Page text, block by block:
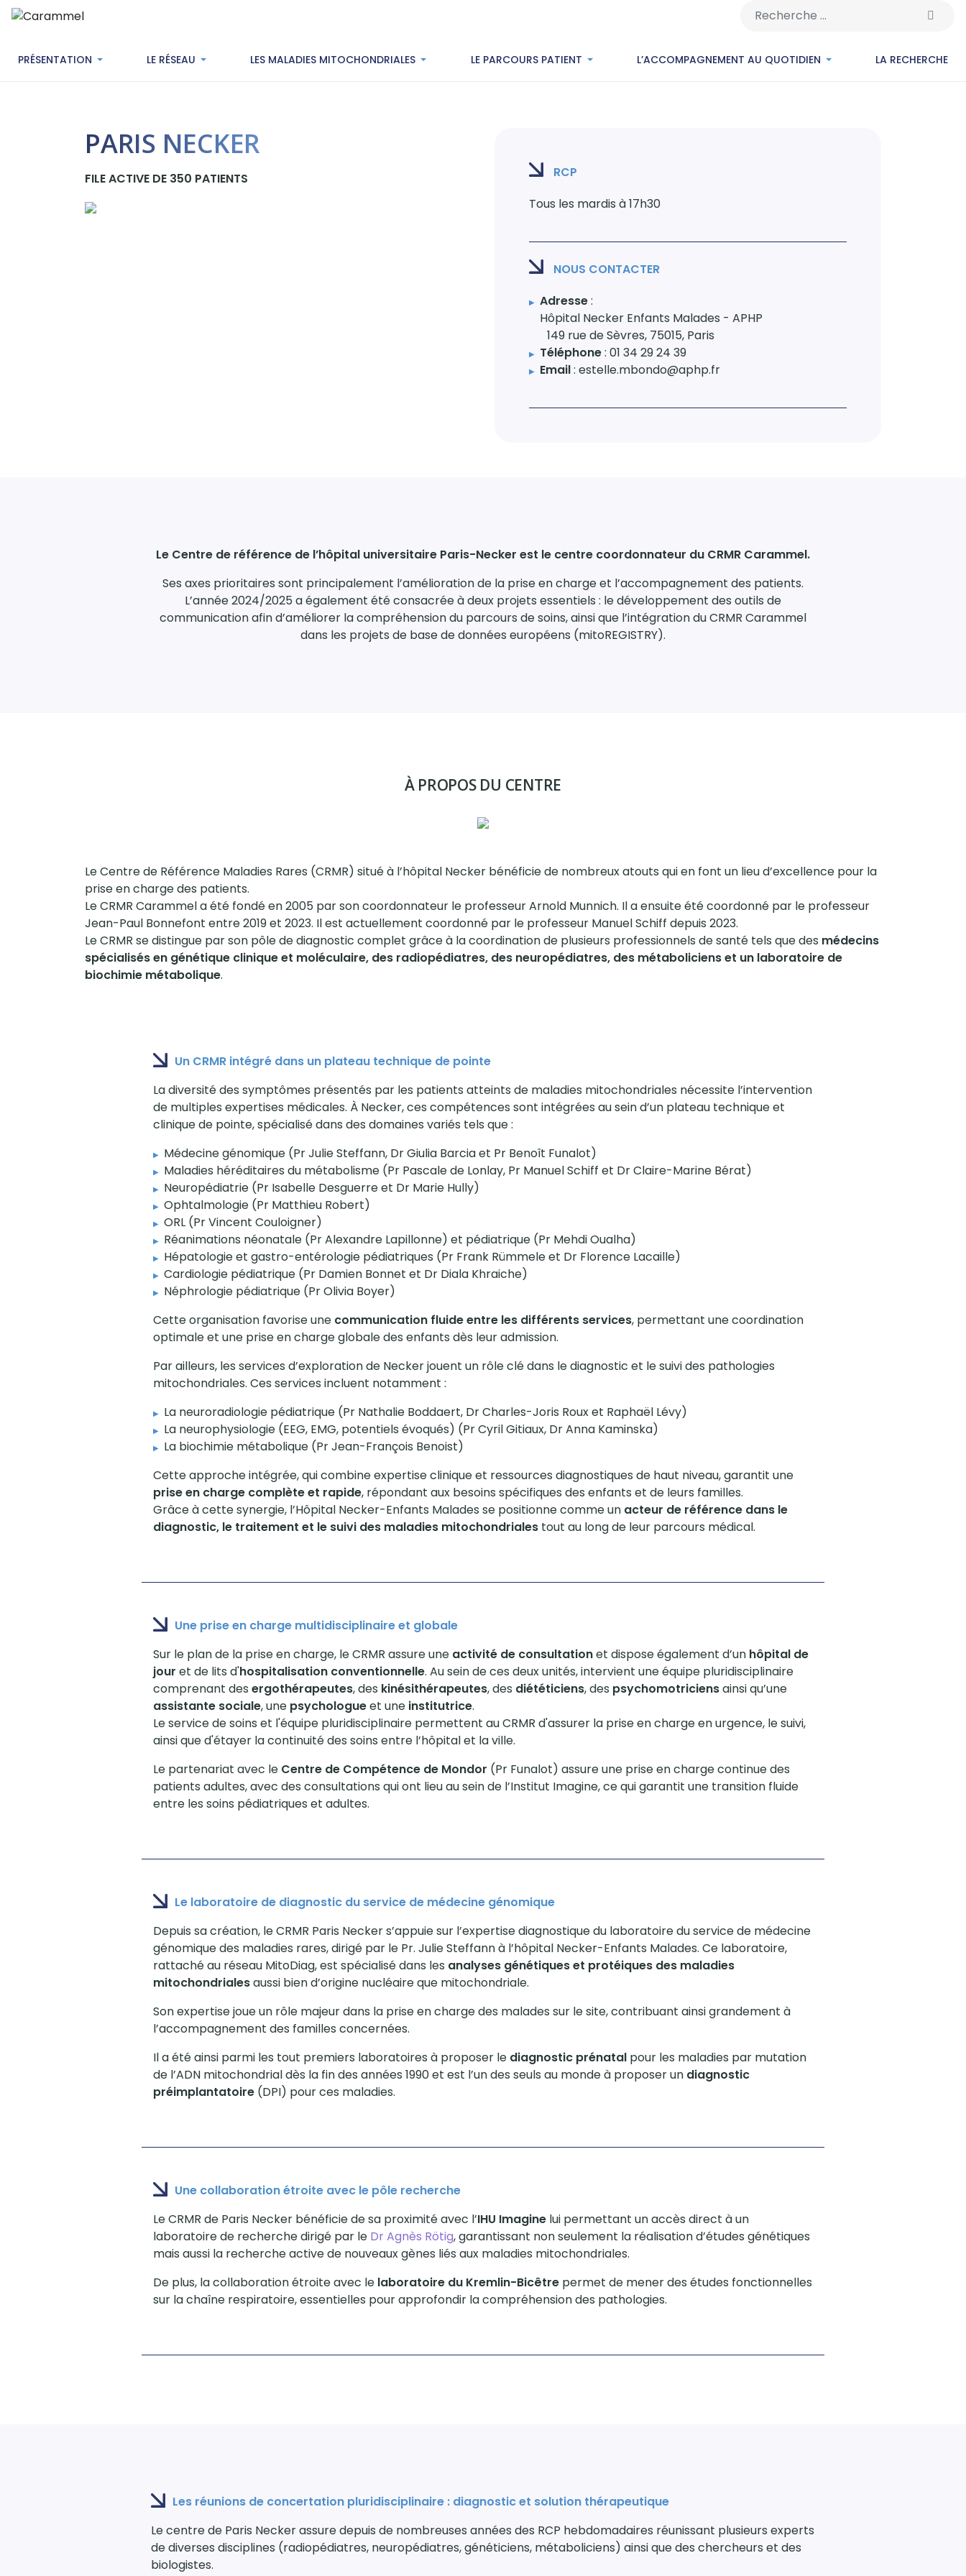
PRÉSENTATION LE RÉSEAU LES MALADIES MITOCHONDRIALES LE PARCOURS PATIENT L’ACCOMPAGNEMENT AU QUOTIDIEN LA RECHERCHE
Rechercher
PARIS NECKER
FILE ACTIVE DE 350 PATIENTS
RCP
Tous les mardis à 17h30
NOUS CONTACTER
Adresse:
Hôpital Necker Enfants Malades - APHP
149 rue de Sèvres, 75015, Paris
Téléphone: 01 34 29 24 39
Email: estelle.mbondo@aphp.fr
Le Centre de référence de l’hôpital universitaire Paris-Necker est le centre coordonnateur du CRMR Carammel.
Ses axes prioritaires sont principalement l’amélioration de la prise en charge et l’accompagnement des patients.
L’année 2024/2025 a également été consacrée à deux projets essentiels : le développement des outils de
communication afin d’améliorer la compréhension du parcours de soins, ainsi que l’intégration du CRMR Carammel
dans les projets de base de données européens (mitoREGISTRY).
À PROPOS DU CENTRE
Le Centre de Référence Maladies Rares (CRMR) situé à l’hôpital Necker bénéficie de nombreux atouts qui en font un lieu d’excellence pour la
prise en charge des patients.
Le CRMR Carammel a été fondé en 2005 par son coordonnateur le professeur Arnold Munnich. Il a ensuite été coordonné par le professeur
Jean-Paul Bonnefont entre 2019 et 2023. Il est actuellement coordonné par le professeur Manuel Schiff depuis 2023.
Le CRMR se distingue par son pôle de diagnostic complet grâce à la coordination de plusieurs professionnels de santé tels que des médecins
spécialisés en génétique clinique et moléculaire, des radiopédiatres, des neuropédiatres, des métaboliciens et un laboratoire de
biochimie métabolique.
Un CRMR intégré dans un plateau technique de pointe
La diversité des symptômes présentés par les patients atteints de maladies mitochondriales nécessite l’intervention
de multiples expertises médicales. À Necker, ces compétences sont intégrées au sein d’un plateau technique et
clinique de pointe, spécialisé dans des domaines variés tels que :
Médecine génomique (Pr Julie Steffann, Dr Giulia Barcia et Pr Benoît Funalot)
Maladies héréditaires du métabolisme (Pr Pascale de Lonlay, Pr Manuel Schiff et Dr Claire-Marine Bérat)
Neuropédiatrie (Pr Isabelle Desguerre et Dr Marie Hully)
Ophtalmologie (Pr Matthieu Robert)
ORL (Pr Vincent Couloigner)
Réanimations néonatale (Pr Alexandre Lapillonne) et pédiatrique (Pr Mehdi Oualha)
Hépatologie et gastro-entérologie pédiatriques (Pr Frank Rümmele et Dr Florence Lacaille)
Cardiologie pédiatrique (Pr Damien Bonnet et Dr Diala Khraiche)
Néphrologie pédiatrique (Pr Olivia Boyer)
Cette organisation favorise une communication fluide entre les différents services, permettant une coordination
optimale et une prise en charge globale des enfants dès leur admission.
Par ailleurs, les services d’exploration de Necker jouent un rôle clé dans le diagnostic et le suivi des pathologies
mitochondriales. Ces services incluent notamment :
La neuroradiologie pédiatrique (Pr Nathalie Boddaert, Dr Charles-Joris Roux et Raphaël Lévy)
La neurophysiologie (EEG, EMG, potentiels évoqués) (Pr Cyril Gitiaux, Dr Anna Kaminska)
La biochimie métabolique (Pr Jean-François Benoist)
Cette approche intégrée, qui combine expertise clinique et ressources diagnostiques de haut niveau, garantit une
prise en charge complète et rapide, répondant aux besoins spécifiques des enfants et de leurs familles.
Grâce à cette synergie, l’Hôpital Necker-Enfants Malades se positionne comme un acteur de référence dans le
diagnostic, le traitement et le suivi des maladies mitochondriales tout au long de leur parcours médical.
Une prise en charge multidisciplinaire et globale
Sur le plan de la prise en charge, le CRMR assure une activité de consultationet dispose également d’un hôpital de
jour et de lits d'hospitalisation conventionnelle. Au sein de ces deux unités, intervient une équipe pluridisciplinaire
comprenant des ergothérapeutes, des kinésithérapeutes, des diététiciens, des psychomotriciensainsi qu’une
assistante sociale, une psychologueet une institutrice.
Le service de soins et l'équipe pluridisciplinaire permettent au CRMR d'assurer la prise en charge en urgence, le suivi,
ainsi que d'étayer la continuité des soins entre l’hôpital et la ville.
Le partenariat avec le Centre de Compétence de Mondor (Pr Funalot) assure une prise en charge continue des
patients adultes, avec des consultations qui ont lieu au sein de l’Institut Imagine, ce qui garantit une transition fluide
entre les soins pédiatriques et adultes.
Le laboratoire de diagnostic du service de médecine génomique
Depuis sa création, le CRMR Paris Necker s’appuie sur l’expertise diagnostique du laboratoire du service de médecine
génomique des maladies rares, dirigé par le Pr. Julie Steffann à l’hôpital Necker-Enfants Malades. Ce laboratoire,
rattaché au réseau MitoDiag, est spécialisé dans les analyses génétiques et protéiques des maladies
mitochondrialesaussi bien d’origine nucléaire que mitochondriale.
Son expertise joue un rôle majeur dans la prise en charge des malades sur le site, contribuant ainsi grandement à
l’accompagnement des familles concernées.
Il a été ainsi parmi les tout premiers laboratoires à proposer le diagnostic prénatal pour les maladies par mutation
de l’ADN mitochondrial dès la fin des années 1990 et est l’un des seuls au monde à proposer un diagnostic
préimplantatoire (DPI) pour ces maladies.
Une collaboration étroite avec le pôle recherche
Le CRMR de Paris Necker bénéficie de sa proximité avec l’IHU Imagine lui permettant un accès direct à un
laboratoire de recherche dirigé par le Dr Agnès Rötig, garantissant non seulement la réalisation d’études génétiques
mais aussi la recherche active de nouveaux gènes liés aux maladies mitochondriales.
De plus, la collaboration étroite avec le laboratoire du Kremlin-Bicêtre permet de mener des études fonctionnelles
sur la chaîne respiratoire, essentielles pour approfondir la compréhension des pathologies.
Les réunions de concertation pluridisciplinaire : diagnostic et solution thérapeutique
Le centre de Paris Necker assure depuis de nombreuses années des RCP hebdomadaires réunissant plusieurs experts
de diverses disciplines (radiopédiatres, neuropédiatres, généticiens, métaboliciens) ainsi que des chercheurs et des
biologistes.